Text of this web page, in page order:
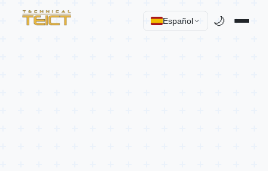
Español 🌙